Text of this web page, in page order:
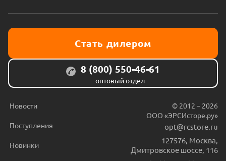
Стать дилером
8 (800) 550-46-61
оптовый отдел
Новости
Поступления
Новинки
© 2012 – 2026
ООО «ЭРСИсторе.ру»
opt@rcstore.ru
127576 Москва
Дмитровское шоссе, 116